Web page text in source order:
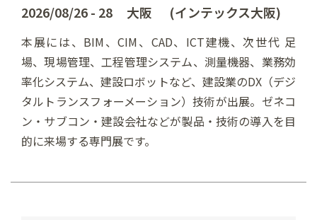
2026/08/26 - 28 大阪 (インテックス大阪)
本展には、BIM、CIM、CAD、ICT建機、次世代 足
場、現場管理、工程管理システム、測量機器、業務効
率化システム、建設ロボットなど、建設業のDX（デジ
タルトランスフォーメーション）技術が出展。ゼネコ
ン・サブコン・建設会社などが製品・技術の導入を目
的に来場する専門展です。